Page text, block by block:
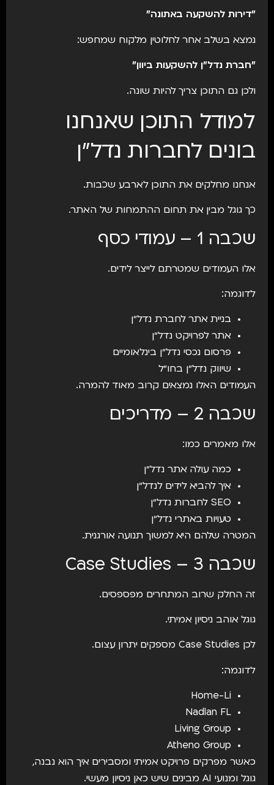
"דירות להשקעה באתונה"
נמצא בשלב אחר לחלוטין מלקוח שמחפש:
"חברת נדל״ן להשקעות ביוון"
ולכן גם התוכן צריך להיות שונה.
למודל התוכן שאנחנו
בונים לחברות נדל״ן
אנחנו מחלקים את התוכן לארבע שכבות.
כך גוגל מבין את תחום ההתמחות של האתר.
שכבה 1 – עמודי כסף
אלו העמודים שמטרתם לייצר לידים.
לדוגמה:
בניית אתר לחברת נדל״ן
אתר לפרויקט נדל״ן
פרסום נכסי נדל״ן בינלאומיים
שיווק נדל״ן בחו״ל
העמודים האלו נמצאים קרוב מאוד להמרה.
שכבה 2 – מדריכים
אלו מאמרים כמו:
כמה עולה אתר נדל״ן
איך להביא לידים לנדל״ן
SEO לחברות נדל״ן
טעויות באתרי נדל״ן
המטרה שלהם היא למשוך תנועה אורגנית.
שכבה 3 – Case Studies
זה החלק שרוב המתחרים מפספסים.
גוגל אוהב ניסיון אמיתי.
לכן Case Studies מספקים יתרון עצום.
לדוגמה:
Home-Li
Nadlan FL
Living Group
Atheno Group
כאשר מפרקים פרויקט אמיתי ומסבירים איך הוא נבנה,
גוגל ומנועי AI מבינים שיש כאן ניסיון מעשי.